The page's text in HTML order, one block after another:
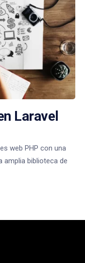
Laravel
web PHP con una
amplia biblioteca de